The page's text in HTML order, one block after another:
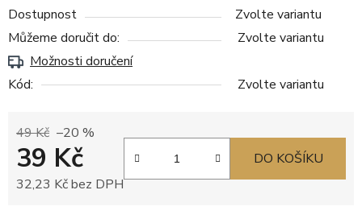
Dostupnost
Zvolte variantu
Můžeme doručit do:
Zvolte variantu
Možnosti doručení
Kód:
Zvolte variantu
49 Kč –20 %
39 Kč
32,23 Kč bez DPH
DO KOŠÍKU